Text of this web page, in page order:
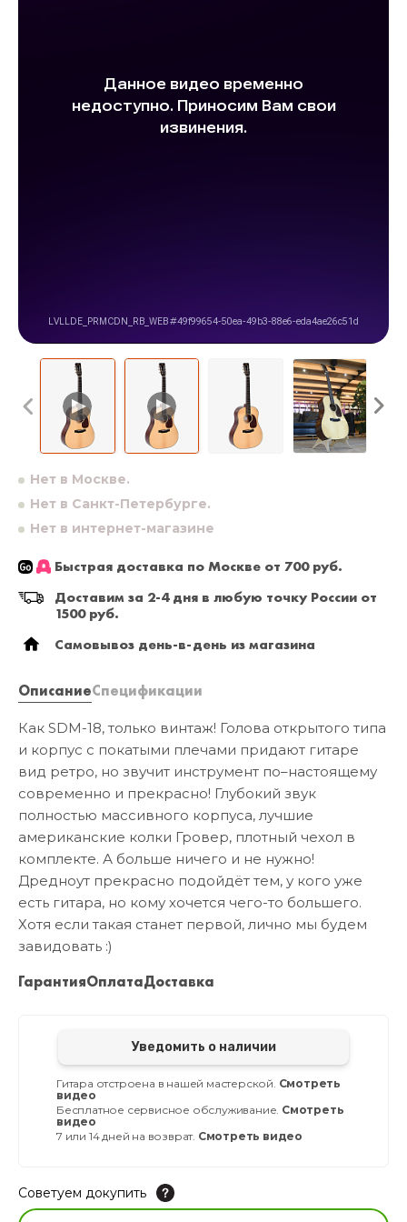
Нет в Москве.
Нет в Санкт-Петербурге.
Нет в интернет-магазине
Быстрая доставка по Москве от 700 руб.
Доставим за 2-4 дня в любую точку России от
1500 руб.
Самовывоз день-в-день из магазина
ОписаниеСпецификации
Как SDM-18, только винтаж! Голова открытого типа
и корпус с покатыми плечами придают гитаре
вид ретро, но звучит инструмент по–настоящему
современно и прекрасно! Глубокий звук
полностью массивного корпуса, лучшие
американские колки Гровер, плотный чехол в
комплекте. А больше ничего и не нужно!
Дредноут прекрасно подойдёт тем, у кого уже
есть гитара, но кому хочется чего-то большего.
Хотя если такая станет первой, лично мы будем
завидовать :)
ГарантияОплатаДоставка
Уведомить о наличии
Гитара отстроена в нашей мастерской. Смотреть
видео
Бесплатное сервисное обслуживание. Смотреть
видео
7 или 14 дней на возврат. Смотреть видео
Советуем докупить
Увлажнитель для музыкальных инструментов